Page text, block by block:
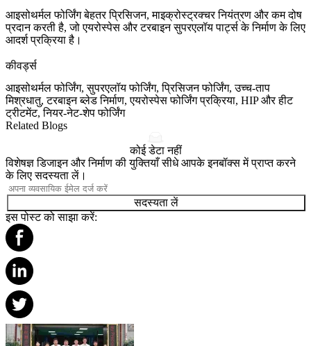
आइसोथर्मल फोर्जिंग बेहतर प्रिसिजन, माइक्रोस्ट्रक्चर नियंत्रण और कम दोष
प्रदान करती है, जो एयरोस्पेस और टरबाइन सुपरएलॉय पार्ट्स के निर्माण के लिए
आदर्श प्रक्रिया है।
कीवर्ड्स
आइसोथर्मल फोर्जिंग, सुपरएलॉय फोर्जिंग, प्रिसिजन फोर्जिंग, उच्च-ताप
मिश्रधातु, टरबाइन ब्लेड निर्माण, एयरोस्पेस फोर्जिंग प्रक्रिया, HIP और हीट
ट्रीटमेंट, नियर-नेट-शेप फोर्जिंग
Related Blogs
कोई डेटा नहीं
विशेषज्ञ डिजाइन और निर्माण की युक्तियाँ सीधे आपके इनबॉक्स में प्राप्त करने
के लिए सदस्यता लें।
सदस्यता लें
इस पोस्ट को साझा करें: